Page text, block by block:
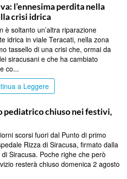
l’ennesima perdita nella
crisi idrica
è soltanto un’altra riparazione
idrica in viale Teracati, nella zona
tassello di una crisi che, ormai da
siracusani e che ha cambiato
co...
a Leggere
pediatrico chiuso nei festivi,
scorsi fuori dal Punto di primo
Rizza di Siracusa, firmato dalla
Siracusa. Poche righe che però
resterà chiuso domenica 2 agosto